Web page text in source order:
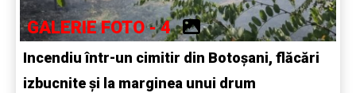
GALERIE FOTO - 4
Incendiu într-un cimitir din Botoșani, flăcări
izbucnite și la marginea unui drum